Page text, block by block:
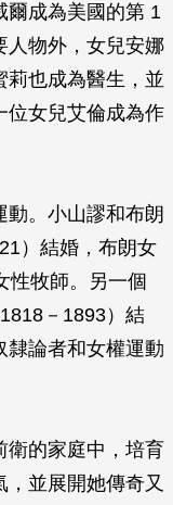
爾成為美國的第 1
人物外，女兒安娜
莉也成為醫生，並
位女兒艾倫成為作
。小山謬和布朗
）結婚，布朗女
性牧師。另一個
－1893）結
隸論者和女權運動
衛的家庭中，培育
並展開她傳奇又